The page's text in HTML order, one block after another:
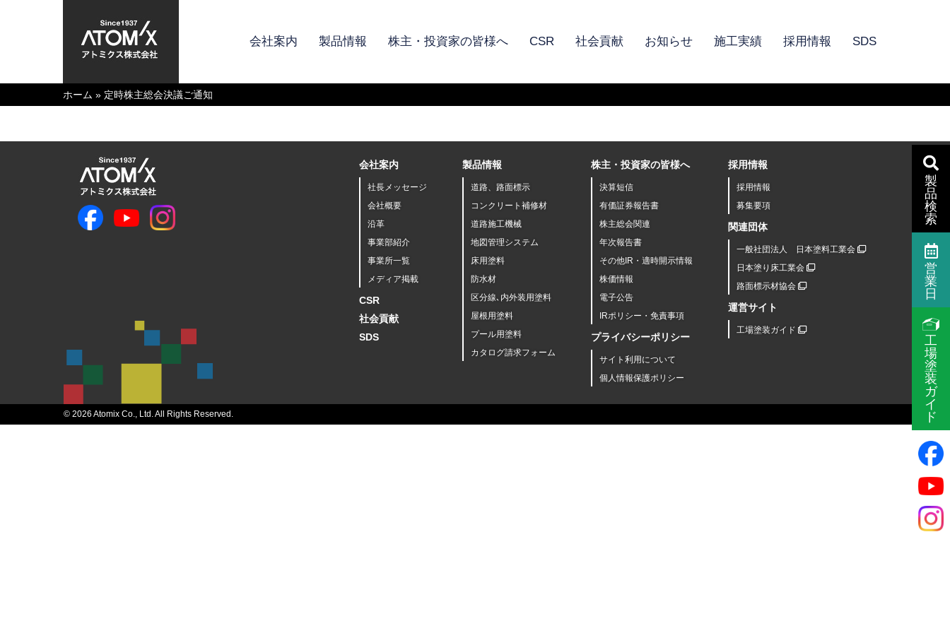
会社案内 製品情報 株主・投資家の皆様へ CSR 社会貢献 お知らせ 施工実績 採用情報 SDS
ホーム » 定時株主総会決議ご通知
会社案内
社長メッセージ
会社概要
沿革
事業部紹介
事業所一覧
メディア掲載
CSR
社会貢献
SDS
製品情報
道路、路面標示
コンクリート補修材
道路施工機械
地図管理システム
床用塗料
防水材
区分線､内外装用塗料
屋根用塗料
プール用塗料
カタログ請求フォーム
株主・投資家の皆様へ
決算短信
有価証券報告書
株主総会関連
年次報告書
その他IR・適時開示情報
株価情報
電子公告
IRポリシー・免責事項
プライバシーポリシー
サイト利用について
個人情報保護ポリシー
採用情報
採用情報
募集要項
関連団体
一般社団法人 日本塗料工業会
日本塗り床工業会
路面標示材協会
運営サイト
工場塗装ガイド
© 2026 Atomix Co., Ltd. All Rights Reserved.
製
品
検
索
営
業
日
工
場
塗
装
ガ
イ
ド